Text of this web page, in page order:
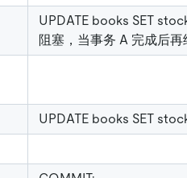
UPDATE books SET
阻塞，当事务 A 完成后
UPDATE books SET